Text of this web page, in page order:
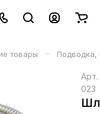
товары – Подводка,
Арт.
023